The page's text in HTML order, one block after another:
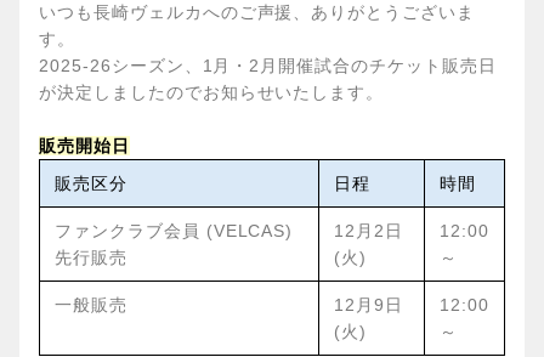
いつも長崎ヴェルカへのご声援、ありがとうございま
す。
2025-26 シーズン、1月・2月開催試合のチケット販売日
が決定しましたのでお知らせいたします。
販売開始日
販売区分
日程 時間
ファンクラブ会員 (VELCAS)
先行販売
12 月2日
(火)
12:00
～
一般販売 12 月9日
(火)
12:00
～